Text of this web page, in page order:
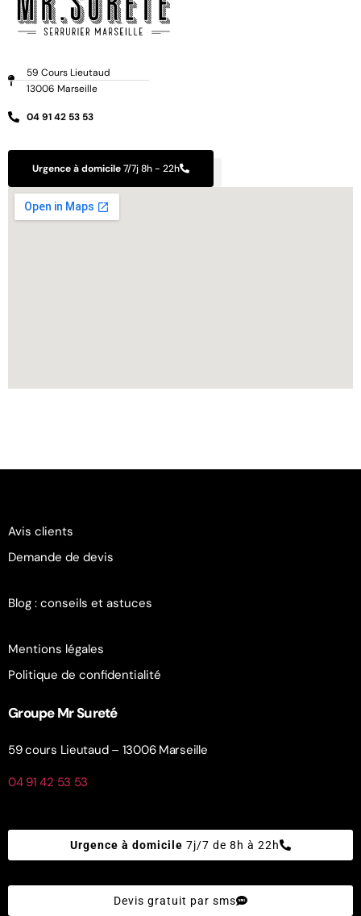
59 Cours Lieutaud
13006 Marseille
04 91 42 53 53
Urgence à domicile7/7j 8h - 22h
Avis clients
Demande de devis
Blog : conseils et astuces
Mentions légales
Politique de confidentialité
Groupe Mr Sureté
59 cours Lieutaud – 13006 Marseille
04 91 42 53 53
Urgence à domicile 7j/7 de 8h à 22h
Devis gratuit par sms